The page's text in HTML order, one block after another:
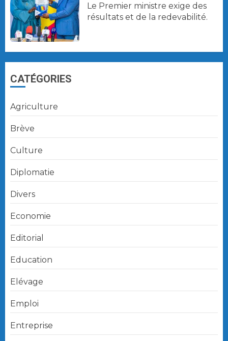
Le Premier ministre exige des
résultats et de la redevabilité.
CATÉGORIES
Agriculture
Brève
Culture
Diplomatie
Divers
Economie
Editorial
Education
Elévage
Emploi
Entreprise